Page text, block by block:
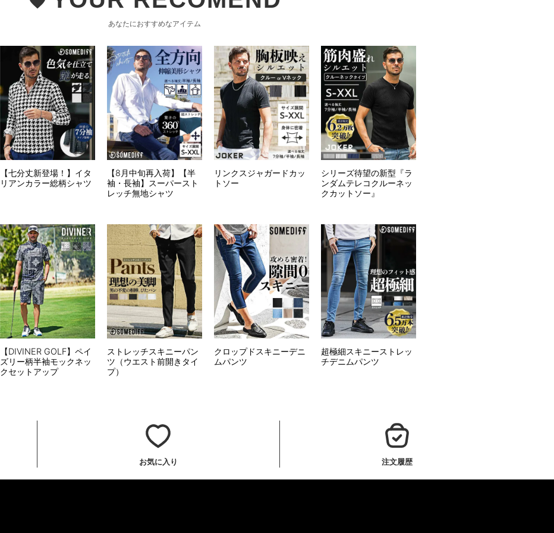
あなたにおすすめなアイテム
【七分丈新登場！】イタ
リアンカラー総柄シャツ
【8月中旬再入荷】【半
袖・長袖】スーパースト
レッチ無地シャツ
リンクスジャガードカッ
トソー
シリーズ待望の新型『ラ
ンダムテレコクルーネッ
クカットソー』
【DIVINER GOLF】ペイ
ズリー柄半袖モックネッ
クセットアップ
ストレッチスキニーパン
ツ（ウエスト前開きタイ
プ）
クロップドスキニーデニ
ムパンツ
超極細スキニーストレッ
チデニムパンツ
お気に入り 注文履歴